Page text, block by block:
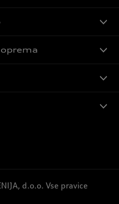
d.o.o. Vse pravice